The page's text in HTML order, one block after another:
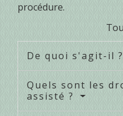
procédure.
De quoi s'agit-il ?
Quels sont les
assisté ?